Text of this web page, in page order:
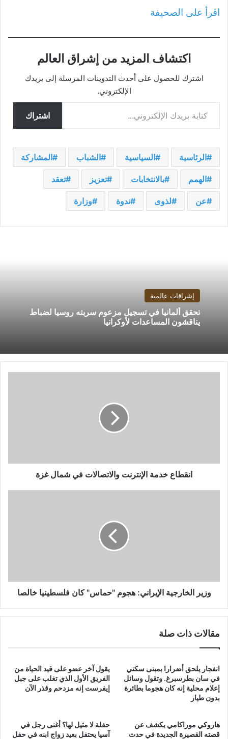
اقرأ على الصحيفة
اكتشاف المزيد من إشراق العالم
اشترك للحصول على أحدث التدوينات المرسلة إلى بريدك
الإلكتروني.
كتابة بريدك الإلكتروني...
اشتراك
الرئاسية السياسية الشباب المشاركة
الهمم بالانتخابات تعزيز تعقد
عن لذوى ندوة وزارة
إشراقات عالمية
تحقق ألمانيا في تسجيل مزعوم سربته روسيا لضباط
يناقشون المساعدات لأوكرانيا
انقطاع خدمة الإنترنت والاتصالات في شمال غزة
وزير الخارجية الإيراني: هجوم "حماس" كان فلسطينيا خالصا
مقالات ذات صلة
انفجار يلحق أضرارا بمبنى سكني
في سان بطرسبرغ. وتقول وسائل
إعلام محلية إنه كان هجوما بطائرة
بدون طيار
يقول آخر عضو على قيد الحياة من
الفريق الأول الذي تغلب على جبل
إيفرست إنه مزدحم وقذر الآن
هاروكي موراكامي يكشف عن
قصته القصيرة الجديدة في حدث
حفلة لا مثيل لها؟ أغنى رجل في
آسيا يحتفل بعيد زواج ابنه في حفل